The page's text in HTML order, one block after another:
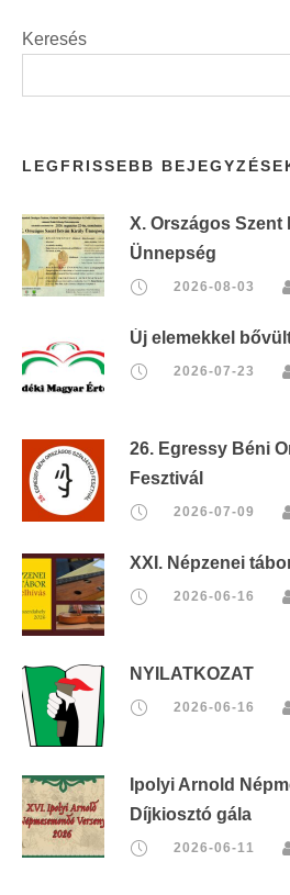
Keresés
LEGFRISSEBB
X. Országos Szent
Ünnepség
2026-08-03
Új elemekkel
2026-07-23
26. Egressy Béni
Fesztivál
2026-07-09
XXI. Népzenei
2026-06-16
NYILATKOZAT
2026-06-16
Ipolyi Arnold
Díjkiosztó gála
2026-06-11